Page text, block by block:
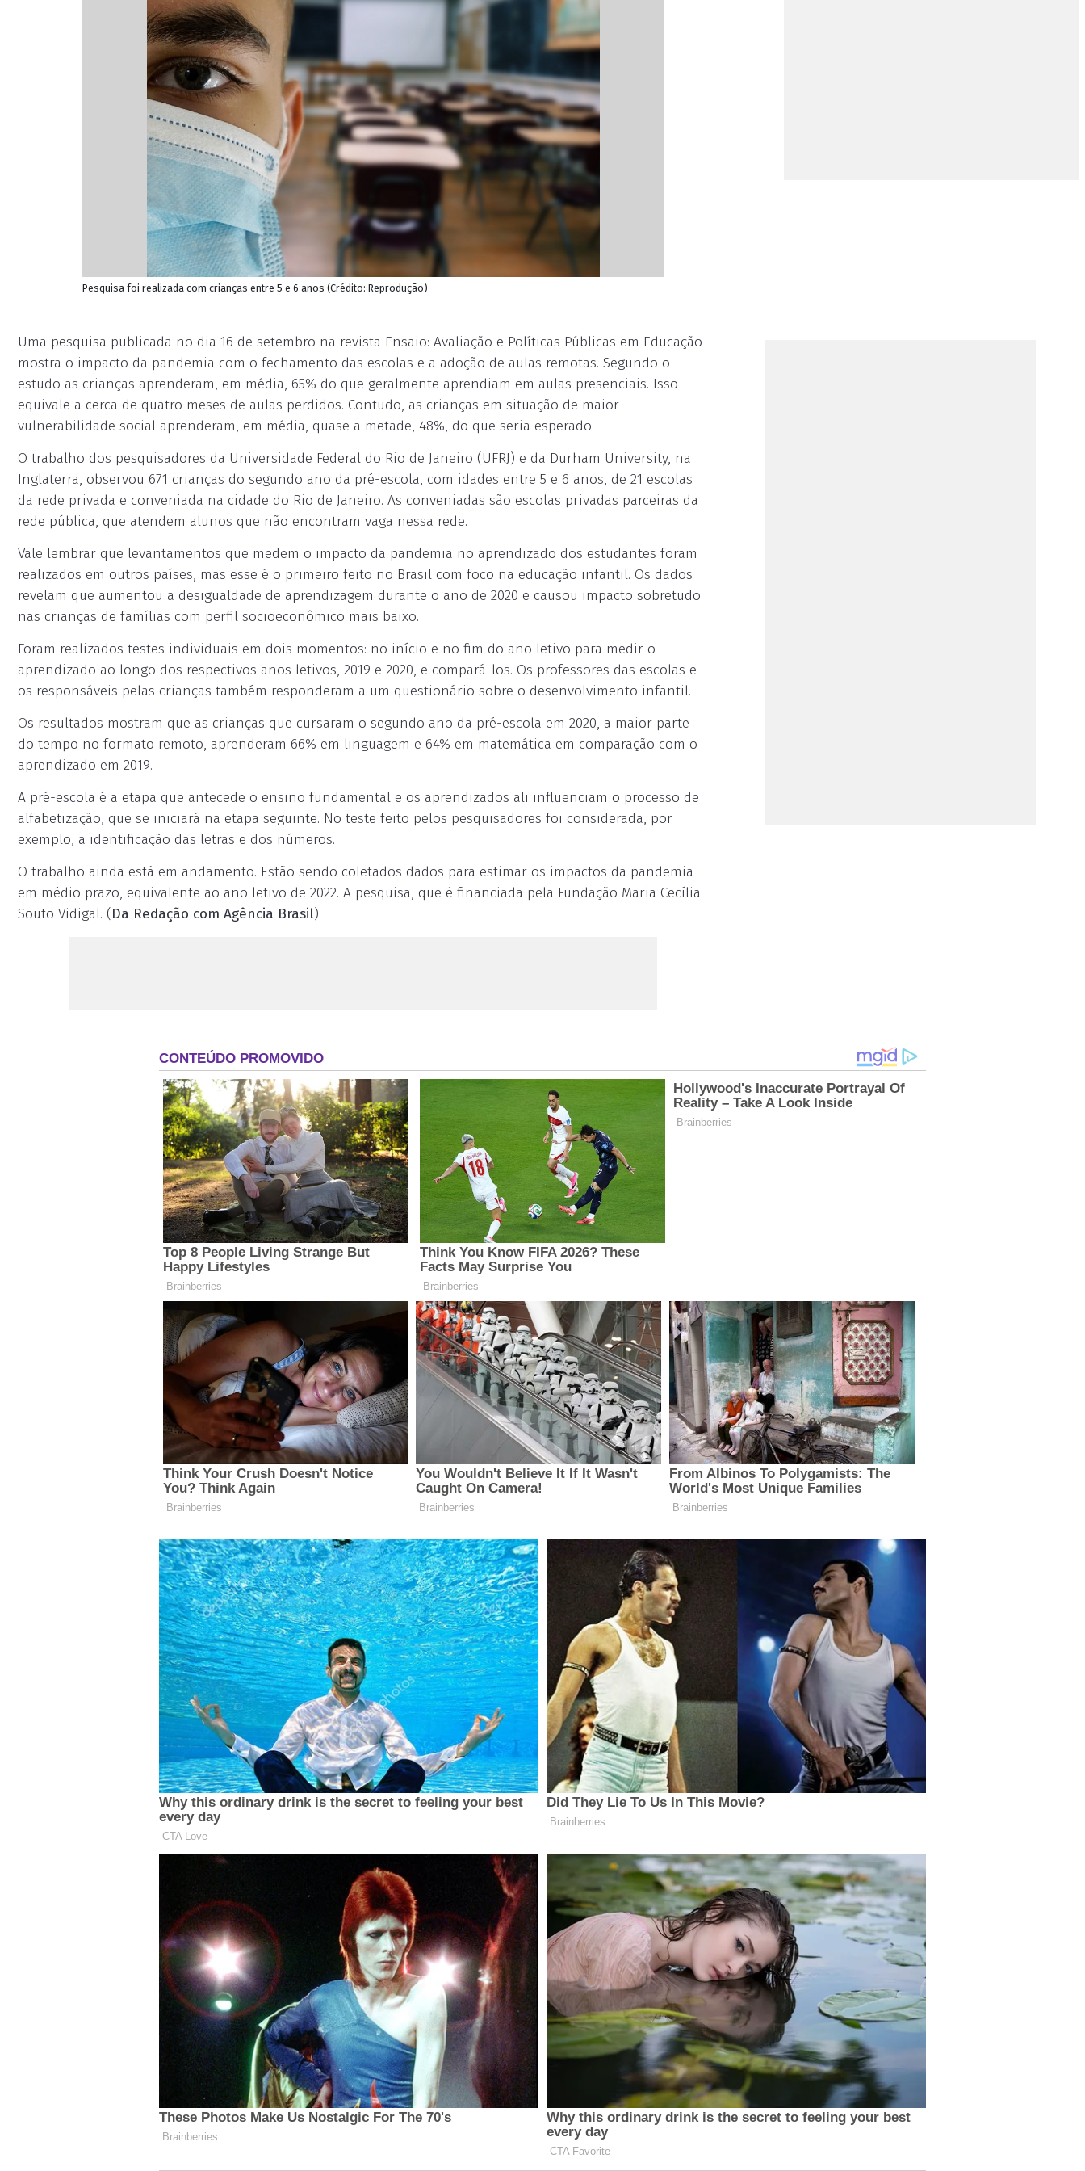
Pesquisa foi realizada com crianças entre 5 e 6 anos (Crédito: Reprodução)
Uma pesquisa publicada no dia 16 de setembro na revista Ensaio: Avaliação e Políticas Públicas em Educação
mostra o impacto da pandemia com o fechamento das escolas e a adoção de aulas remotas. Segundo o
estudo as crianças aprenderam, em média, 65% do que geralmente aprendiam em aulas presenciais. Isso
equivale a cerca de quatro meses de aulas perdidos. Contudo, as crianças em situação de maior
vulnerabilidade social aprenderam, em média, quase a metade, 48%, do que seria esperado.
O trabalho dos pesquisadores da Universidade Federal do Rio de Janeiro (UFRJ) e da Durham University, na
Inglaterra, observou 671 crianças do segundo ano da pré-escola, com idades entre 5 e 6 anos, de 21 escolas
da rede privada e conveniada na cidade do Rio de Janeiro. As conveniadas são escolas privadas parceiras da
rede pública, que atendem alunos que não encontram vaga nessa rede.
Vale lembrar que levantamentos que medem o impacto da pandemia no aprendizado dos estudantes foram
realizados em outros países, mas esse é o primeiro feito no Brasil com foco na educação infantil. Os dados
revelam que aumentou a desigualdade de aprendizagem durante o ano de 2020 e causou impacto sobretudo
nas crianças de famílias com perfil socioeconômico mais baixo.
Foram realizados testes individuais em dois momentos: no início e no fim do ano letivo para medir o
aprendizado ao longo dos respectivos anos letivos, 2019 e 2020, e compará-los. Os professores das escolas e
os responsáveis pelas crianças também responderam a um questionário sobre o desenvolvimento infantil.
Os resultados mostram que as crianças que cursaram o segundo ano da pré-escola em 2020, a maior parte
do tempo no formato remoto, aprenderam 66% em linguagem e 64% em matemática em comparação com o
aprendizado em 2019.
A pré-escola é a etapa que antecede o ensino fundamental e os aprendizados ali influenciam o processo de
alfabetização, que se iniciará na etapa seguinte. No teste feito pelos pesquisadores foi considerada, por
exemplo, a identificação das letras e dos números.
O trabalho ainda está em andamento. Estão sendo coletados dados para estimar os impactos da pandemia
em médio prazo, equivalente ao ano letivo de 2022. A pesquisa, que é financiada pela Fundação Maria Cecília
Souto Vidigal. (Da Redação com Agência Brasil)